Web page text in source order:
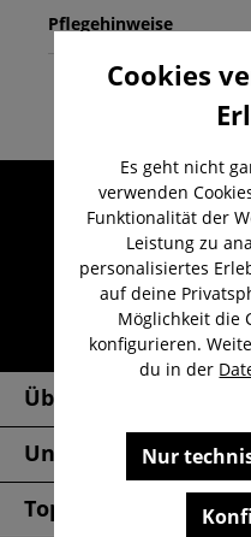
Pflegehinweise
Kauf
30 Tage
Über Uns
Unsere Marken
Top Kategorien
Cookies
Es geht nicht
verwenden
Funktionalität der
Leistung zu
personalisiertes
auf deine
Möglichkeit die
konfigurieren.
du in der
Nur